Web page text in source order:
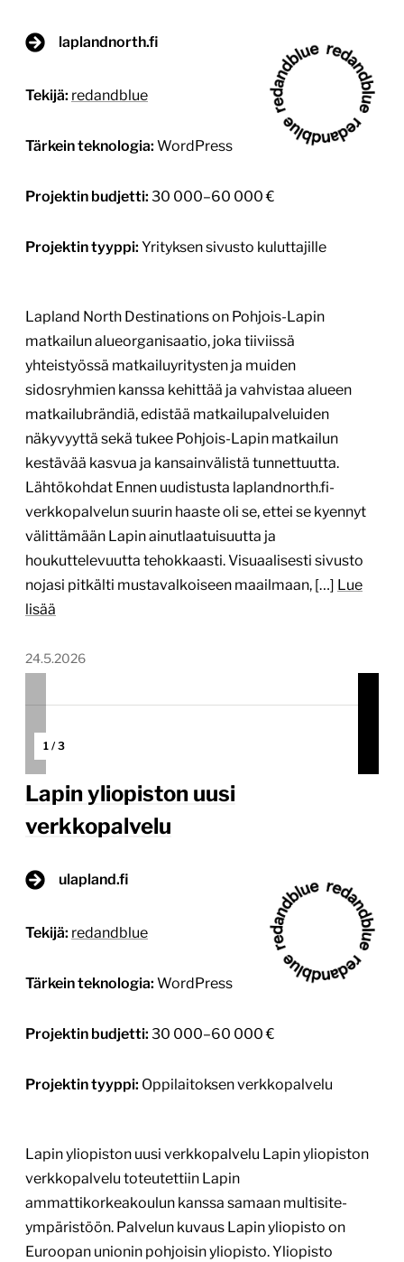
laplandnorth.fi
Tekijä: redandblue
Tärkein teknologia: WordPress
Projektin budjetti: 30 000–60 000 €
Projektin tyyppi: Yrityksen sivusto kuluttajille
Lapland North Destinations on Pohjois-Lapin
matkailun alueorganisaatio, joka tiiviissä
yhteistyössä matkailuyritysten ja muiden
sidosryhmien kanssa kehittää ja vahvistaa alueen
matkailubrändiä, edistää matkailupalveluiden
näkyvyyttä sekä tukee Pohjois-Lapin matkailun
kestävää kasvua ja kansainvälistä tunnettuutta.
Lähtökohdat Ennen uudistusta laplandnorth.fi-
verkkopalvelun suurin haaste oli se, ettei se kyennyt
välittämään Lapin ainutlaatuisuutta ja
houkuttelevuutta tehokkaasti. Visuaalisesti sivusto
nojasi pitkälti mustavalkoiseen maailmaan, […] Lue
lisää
24.5.2026
1 / 3
Lapin yliopiston uusi
verkkopalvelu
ulapland.fi
Tekijä: redandblue
Tärkein teknologia: WordPress
Projektin budjetti: 30 000–60 000 €
Projektin tyyppi: Oppilaitoksen verkkopalvelu
Lapin yliopiston uusi verkkopalvelu Lapin yliopiston
verkkopalvelu toteutettiin Lapin
ammattikorkeakoulun kanssa samaan multisite-
ympäristöön. Palvelun kuvaus Lapin yliopisto on
Euroopan unionin pohjoisin yliopisto. Yliopisto